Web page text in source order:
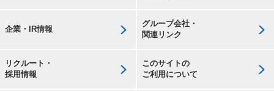
企業・IR情報
グループ会社・
関連リンク
リクルート・
採用情報
このサイトの
ご利用について